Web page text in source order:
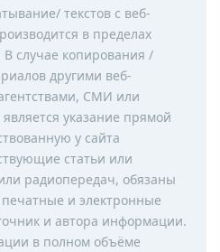
текстов с веб-
в пределах
случае копирования /
другими веб-
СМИ или
указание прямой
у сайта
статьи или
радиопередач, обязаны
и электронные
и автора информации.
в полном объёме